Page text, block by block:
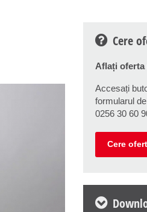
Cere
Aflați oferta
Accesați
formularul
0256 30 60
Cere